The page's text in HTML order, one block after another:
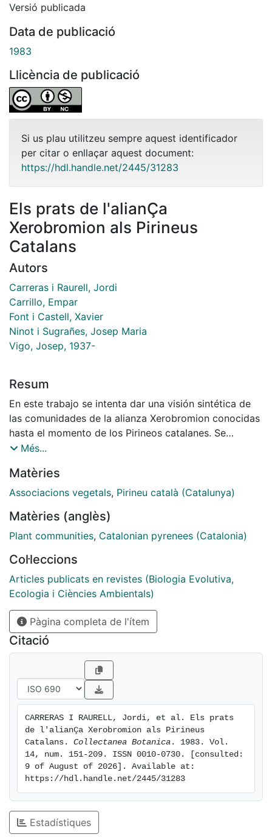
Versió publicada
Data de publicació
1983
Llicència de publicació
Si us plau utilitzeu sempre aquest identificador
per citar o enllaçar aquest document:
https://hdl.handle.net/2445/31283
Els prats de l'alianÇa
Xerobromion als Pirineus
Catalans
Autors
Carreras i Raurell, Jordi
Carrillo, Empar
Font i Castell, Xavier
Ninot i Sugrañes, Josep Maria
Vigo, Josep, 1937-
Resum
En este trabajo se intenta dar una visión sintética de
las comunidades de la alianza Xerobromion conocidas
hasta el momento de los Pirineos catalanes. Se
distinguen en dicho territorio nueve asociaciones
(Koelerio-Avenuletum mirandanae, Achilleo-
Dichanthietum ischaemi,. Teucrio (pyrenaici )-
Globularietum punctatae) y las cuatro restantes
propuestas como nuevas (Cleistogeno-Dichanthietum
Adonido-Brometum e Irido (germanici)-Brometum). De
todas ellas, y más especialmente de estas últimas, se
hacen comentarios relativos a su estructura,
composición florística, ecología y distribución.
Además de las tablas de inventarios correspondientes
a cada una de las nuevas asociaciones, se ha
elaborado una tabla sintética que agrupa el total de
las comunidades consideradas.
Més...
Matèries
Associacions vegetals, Pirineu català (Catalunya)
Matèries (anglès)
Plant communities, Catalonian pyrenees (Catalonia)
Col·leccions
Articles publicats en revistes (Biologia Evolutiva,
Ecologia i Ciències Ambientals)
Pàgina completa de l'ítem
Citació
CARRERAS I RAURELL, Jordi, et al. Els prats
de l'alianÇa Xerobromion als Pirineus
Catalans. Collectanea Botanica . 1983. Vol.
14, num. 151-209. ISSN 0010-0730. [consulted:
9 of August of 2026]. Available at:
https://hdl.handle.net/2445/31283
Estadístiques